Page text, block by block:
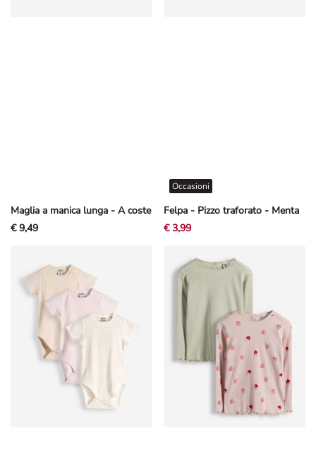
Maglia a manica lunga - A coste
€ 9,49
Felpa - Pizzo traforato - Menta
Occasioni
€ 3,99